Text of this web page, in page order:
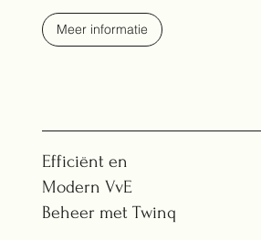
Meer informatie
Efficiënt en
Modern VvE
Beheer met Twinq